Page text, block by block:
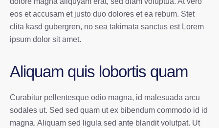
eos et accusam et justo duo dolores et ea rebum. Stet
clita kasd gubergren, no sea takimata sanctus est Lorem
ipsum dolor sit amet.
Aliquam quis lobortis quam
Curabitur pellentesque odio magna, id malesuada arcu
sodales ut. Sed sed quam ut ex bibendum commodo id id
magna. Aliquam sed ligula sed ante blandit volutpat. Ut